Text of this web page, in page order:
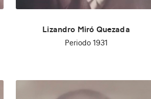
Lizandro Miró Quezada
Periodo 1931